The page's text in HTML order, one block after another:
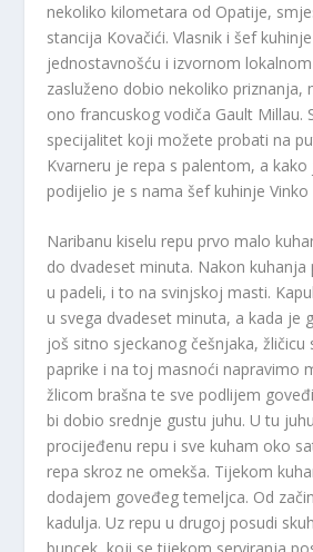
nekoliko kilometara od Opatije,
stancija Kovačići. Vlasnik i šef
jednostavnošću i izvornom
zasluženo dobio nekoliko priznanja,
ono francuskog vodiča Gault Millau.
specijalitet koji možete probati na
Kvarneru je repa s palentom, a
podijelio je s nama šef kuhinje Vinko
Naribanu kiselu repu prvo malo
do dvadeset minuta. Nakon
u padeli, i to na svinjskoj masti.
u svega dvadeset minuta, a kada je
još sitno sjeckanog češnjaka, žličicu
paprike i na toj masnoći napravimo
žlicom brašna te sve podlijem
bi dobio srednje gustu juhu. U tu
procijeđenu repu i sve kuham oko
repa skroz ne omekša. Tijekom
dodajem goveđeg temeljca. Od
kadulja. Uz repu u drugoj posudi